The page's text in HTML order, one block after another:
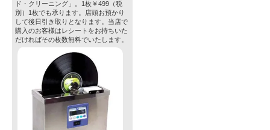
ド・クリーニング」。1枚￥499（税
別）1枚でも承ります。店頭お預かり
して後日引き取りとなります。当店で
購入のお客様はレシートをお持ちいた
だければその枚数無料でいたします。